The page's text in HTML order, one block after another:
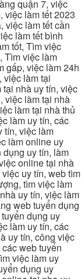
quận 7, việc
việc làm tết 2023
việc làm tết cần
làm tết bình
tốt, Tìm việc
Tìm việc làm
gấp, việc làm 24h
việc làm tại
nhà uy tín, việc
việc làm tại nhà
làm tại nhà thủ
làm uy tín, các
tín, việc làm
làm online uy
dụng uy tín, làm
online tại nhà
uy tín, web tìm
tìm việc làm
uy tín, việc làm
web tuyển dụng
dụng uy
làm uy tín, các
uy tín, công việc
web tuyển
việc làm uy
dụng uy